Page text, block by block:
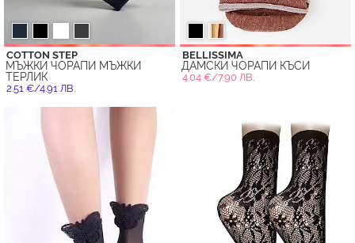
COTTON STEP
МЪЖКИ ЧОРАПИ МЪЖКИ
ТЕРЛИК
2.51 €/4.91 ЛВ.
BELLISSIMA
ДАМСКИ ЧОРАПИ КЪСИ
4.04 €/7.90 ЛВ.